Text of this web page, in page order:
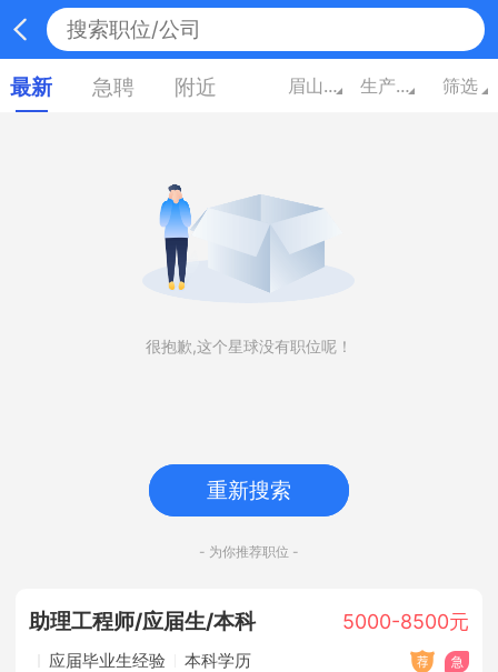
最新 急聘 附近 眉山四川 生产/营运/采购/物流 筛选
很抱歉,这个星球没有职位呢！
重新搜索
- 为你推荐职位 -
助理工程师/应届生/本科 5000-8500元
应届毕业生经验 本科学历